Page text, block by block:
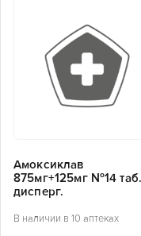
Амоксиклав
875мг+125мг №14 таб.
дисперг.
В наличии в 10 аптеках